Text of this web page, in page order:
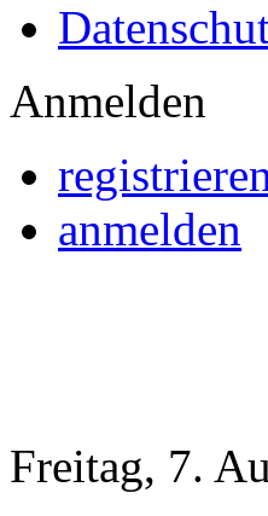
Anmelden
anmelden
Freitag, 7.